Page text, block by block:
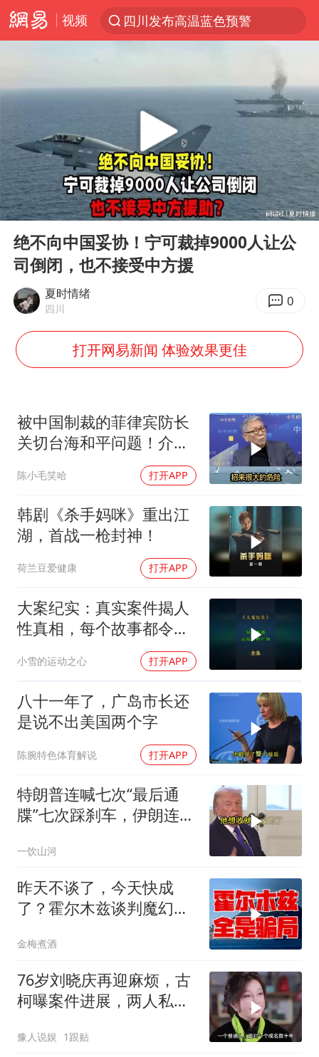
视频
四川发布高温蓝色预警
上海青浦区启动防汛防台Ⅰ级响应
费大厨口号更改 不再宣传小炒肉大王
独闯南太行失联女子遗体已找到
成都多趟列车临时停运
多地银行上调存款利率
演员秦焰去世 曾出演《狂飙》
中央气象台继续发布暴雨橙警
周星驰妈妈现身香港首映礼
大疆错失宇树
三预警齐发 11个省份有大到暴雨
“还不如不放假”
从科技创新看开局起步的时与势
Play
00:00 08:50
绝不向中国妥协！宁可裁掉9000人让公
司倒闭，也不接受中方援
夏时情绪
四川 0
打开网易新闻 体验效果更佳
被中国制裁的菲律宾防长
关切台海和平问题！介文
陈小毛笑哈 打开APP
韩剧《杀手妈咪》重出江
湖，首战一枪封神！
荷兰豆爱健康 打开APP
大案纪实：真实案件揭人
性真相，每个故事都令人
小雪的运动之心 打开APP
八十一年了，广岛市长还
是说不出美国两个字
陈腕特色体育解说 打开APP
特朗普连喊七次“最后通
牒”七次踩刹车，伊朗连谈
谁看
一饮山河
昨天不谈了，今天快成
了？霍尔木兹谈判魔幻反
金梅煮酒
76岁刘晓庆再迎麻烦，古
柯曝案件进展，两人私密
豫人说娱 1跟贴